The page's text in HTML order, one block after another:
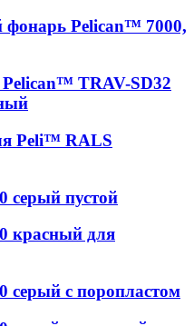
фонарь Pelican™ 7000,
TRAV-SD32
Peli™ RALS
серый пустой
красный для
с поропластом